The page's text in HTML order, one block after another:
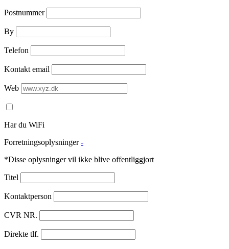
Postnummer
By
Telefon
Kontakt email
Web
Har du WiFi
Forretningsoplysninger -
*Disse oplysninger vil ikke blive offentliggjort
Titel
Kontaktperson
CVR NR.
Direkte tlf.